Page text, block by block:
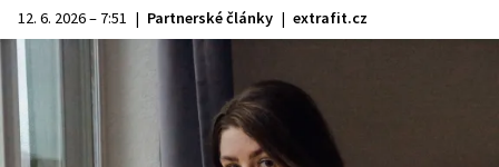
12. 6. 2026 – 7:51 | Partnerské články | extrafit.cz